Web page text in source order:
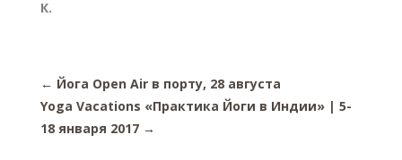
К.
← Йога Open Air в порту, 28 августа
Yoga Vacations «Практика Йоги в Индии» | 5-
18 января 2017→